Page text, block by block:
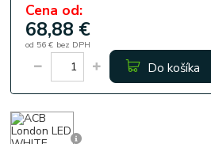
Cena od:
68,88 €
od 56 € bez DPH
Do košíka